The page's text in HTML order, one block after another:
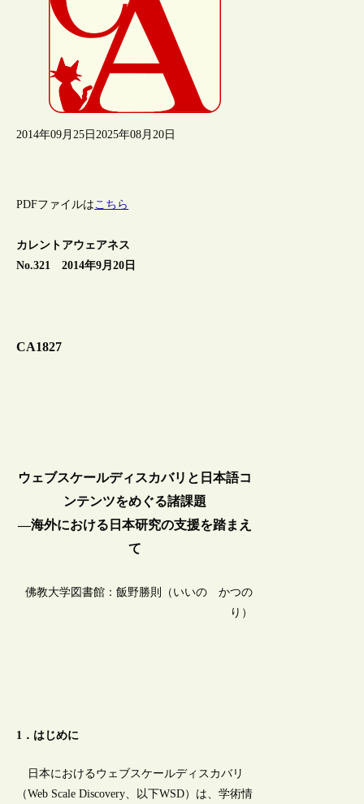
2014年09月25日 2025年08月20日
PDFファイルはこちら
カレントアウェアネス
No.321 2014年9月20日
CA1827
ウェブスケールディスカバリと日本語コ
ンテンツをめぐる諸課題
―海外における日本研究の支援を踏まえ
て
佛教大学図書館：飯野勝則（いいの かつの
り）
1．はじめに
日本におけるウェブスケールディスカバリ
（Web Scale Discovery、以下WSD）は、学術情